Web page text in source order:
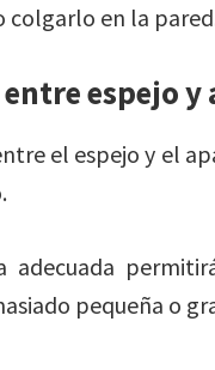
colgarlo en la
espejo
el espejo y el
adecuada
pequeña o